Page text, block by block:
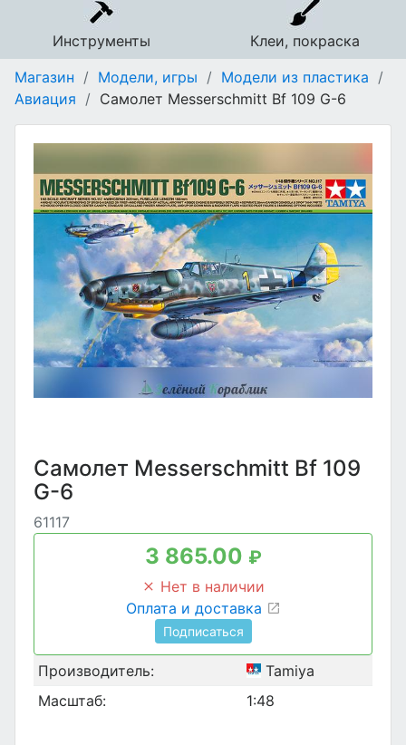
Инструменты
Клеи, покраска
Магазин / Модели, игры / Модели из пластика /
Авиация / Самолет Messerschmitt Bf 109 G-6
Самолет Messerschmitt Bf 109
G-6
61117
3 865.00 ₽
Нет в наличии
Оплата и доставка
Подписаться
Производитель:
Tamiya
Масштаб:
1:48